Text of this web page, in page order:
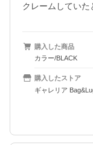
クレームしていた
購入した商品
カラー/BLACK
購入したストア
ギャレリア